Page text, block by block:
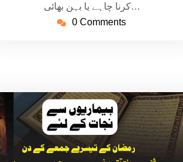
کرنا چاہے یا بہن بھائی…
0 Comments